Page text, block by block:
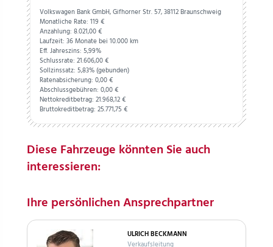
Volkswagen Bank GmbH, Gifhorner Str. 57, 38112 Braunschweig
Monatliche Rate: 119 €
Anzahlung: 8.021,00€
Laufzeit: 36 Monate bei 10.000 km
Eff. Jahreszins: 5,99%
Schlussrate: 21.606,00€
Sollzinssatz: 5,83% (gebunden)
Ratenabsicherung: 0,00€
Abschlussgebühren: 0,00€
Nettokreditbetrag: 21.968,12€
Bruttokreditbetrag: 25.771,75 €
Diese Fahrzeuge könnten Sie auch
interessieren:
Ihre persönlichen Ansprechpartner
ULRICH BECKMANN
Verkaufsleitung